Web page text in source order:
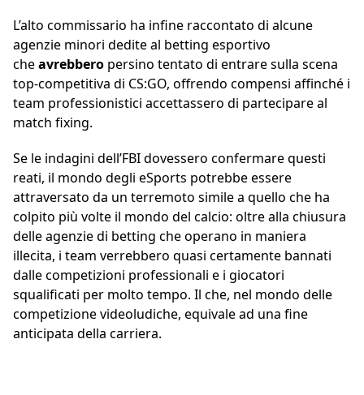
L’alto commissario ha infine raccontato di alcune
agenzie minori dedite al betting esportivo
cheavrebbero persino tentato di entrare sulla scena
top-competitiva di CS:GO, offrendo compensi affinché i
team professionistici accettassero di partecipare al
match fixing.
Se le indagini dell’FBI dovessero confermare questi
reati, il mondo degli eSports potrebbe essere
attraversato da un terremoto simile a quello che ha
colpito più volte il mondo del calcio: oltre alla chiusura
delle agenzie di betting che operano in maniera
illecita, i team verrebbero quasi certamente bannati
dalle competizioni professionali e i giocatori
squalificati per molto tempo. Il che, nel mondo delle
competizione videoludiche, equivale ad una fine
anticipata della carriera.